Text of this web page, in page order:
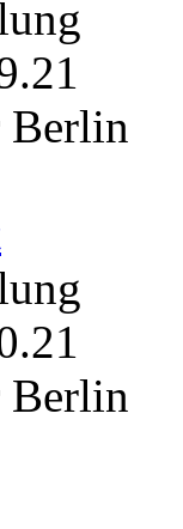
Berlin
Berlin